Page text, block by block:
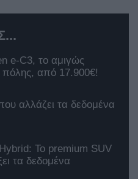
e-C3, το αμιγώς
πόλης, από 17.900€!
αλλάζει τα δεδομένα
Το premium SUV
τα δεδομένα